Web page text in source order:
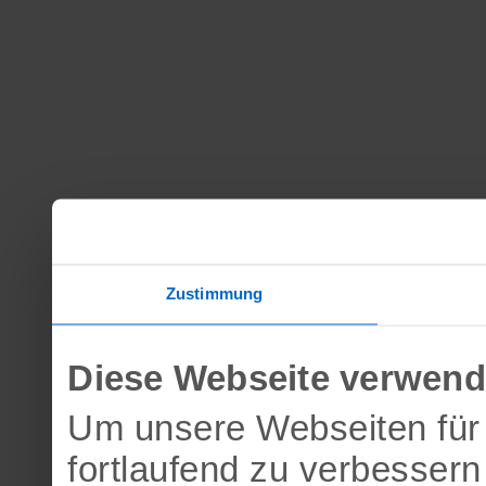
Zustimmung
Diese Webseite
Um unsere Webseiten
fortlaufend zu